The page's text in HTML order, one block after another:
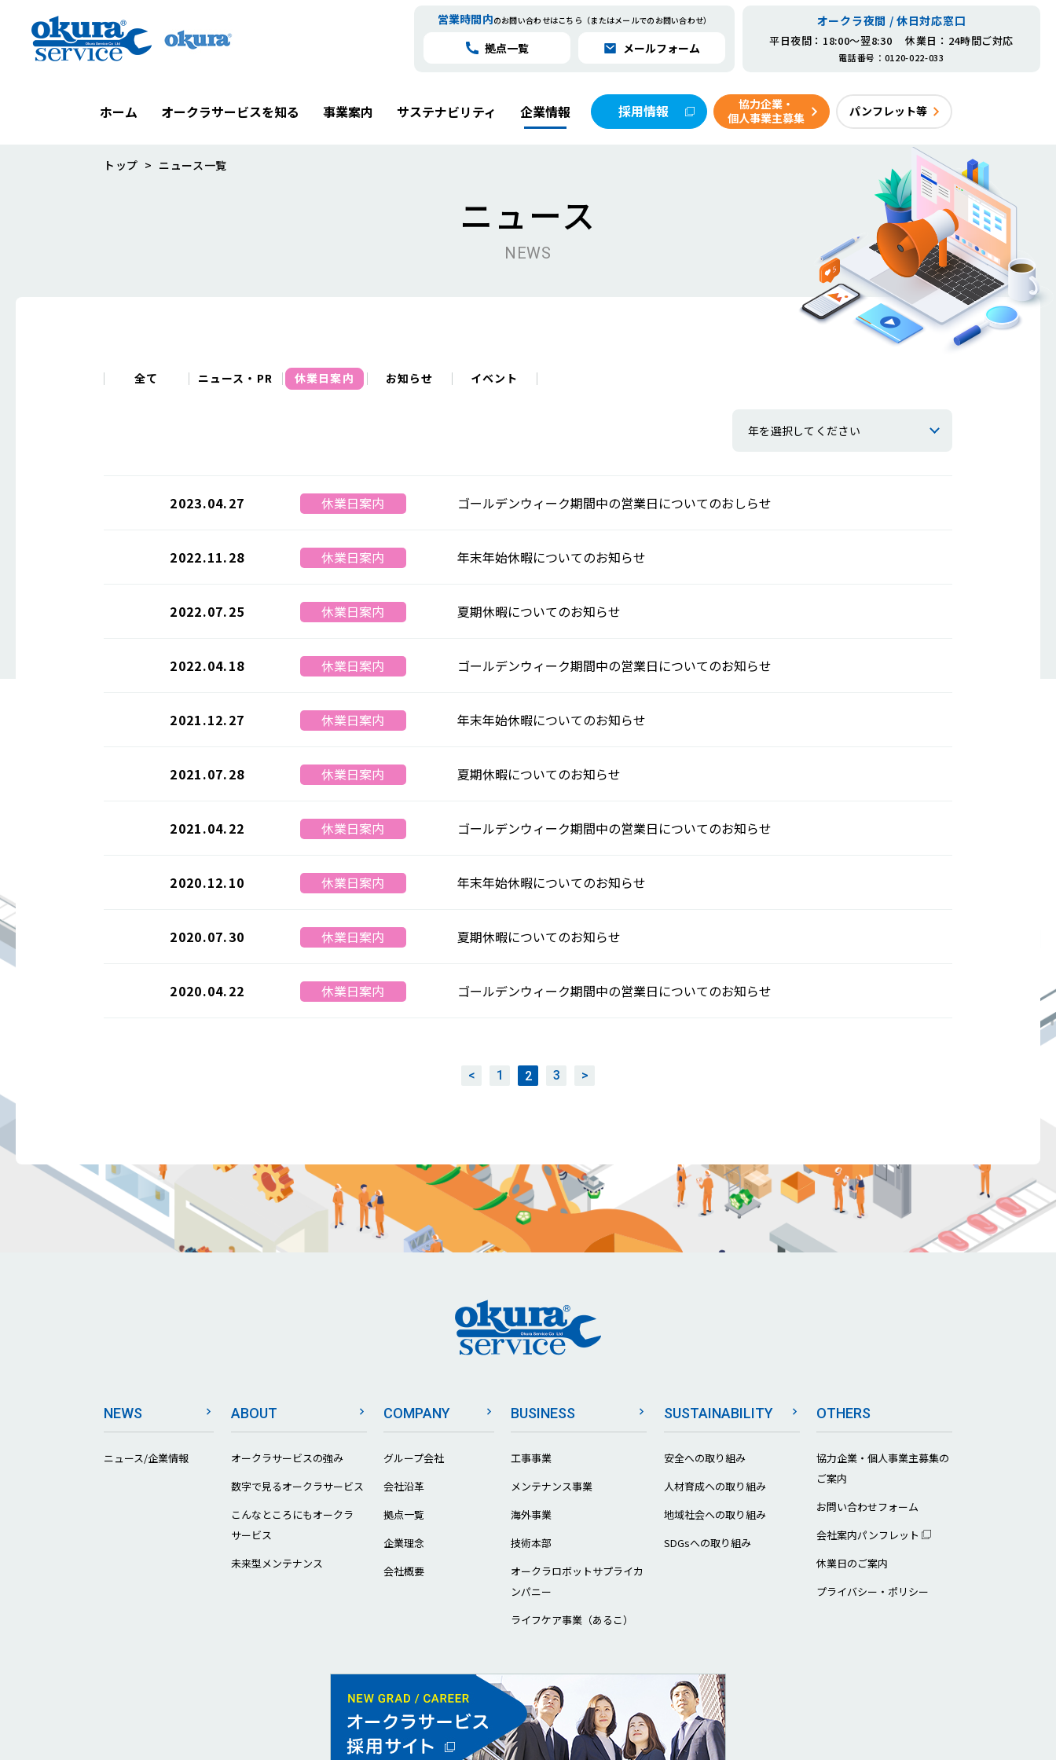
ホーム オークラサービスを知る
オークラサービスを知る
数字で見るオークラサービス こんなところにもオークラサービス
事業案内
事業案内
メンテナンス事業
ライフケア事業（あるこ）
サステナビリティ
サステナビリティ
人材育成への取り組み
企業情報
企業情報
採用情報
協力企業・
個人事業主募集
パンフレット等
オークラ夜間 / 休日対応窓口
平日夜間 ：18:00～翌8:30 休業日 ：24時間ご対応
電話番号 ： 0120-022-033
営業時間内のお問い合わせはこちら （またはメールでのお問い合わせ）
拠点一覧 メールフォーム
トップ ニュース一覧
ニュース
NEWS
全て ニュース・PR 休業日案内 お知らせ イベント
年を選択してください
2023.04.27 休業日案内 ゴールデンウィーク期間中の営業日についてのおしらせ
2022.11.28 休業日案内 年末年始休暇についてのお知らせ
2022.07.25 休業日案内 夏期休暇についてのお知らせ
2022.04.18 休業日案内 ゴールデンウィーク期間中の営業日についてのお知らせ
2021.12.27 休業日案内 年末年始休暇についてのお知らせ
2021.07.28 休業日案内 夏期休暇についてのお知らせ
2021.04.22 休業日案内 ゴールデンウィーク期間中の営業日についてのお知らせ
2020.12.10 休業日案内 年末年始休暇についてのお知らせ
2020.07.30 休業日案内 夏期休暇についてのお知らせ
2020.04.22 休業日案内 ゴールデンウィーク期間中の営業日についてのお知らせ
< 1 2 3 >
NEWS
ニュース/企業情報
ABOUT
オークラサービスの強み
数字で見るオークラサービス
こんなところにもオークラ
サービス
未来型メンテナンス
COMPANY
グループ会社
会社沿革
拠点一覧
企業理念
会社概要
BUSINESS
工事事業
メンテナンス事業
海外事業
技術本部
オークラロボットサプライカ
ンパニー
ライフケア事業（あるこ）
SUSTAINABILITY
安全への取り組み
人材育成への取り組み
地域社会への取り組み
SDGsへの取り組み
OTHERS
協力企業・個人事業主募集の
ご案内
お問い合わせフォーム
会社案内パンフレット
休業日のご案内
プライバシー・ポリシー